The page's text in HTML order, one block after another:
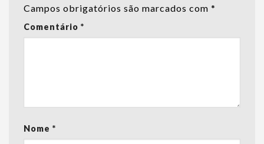
Campos obrigatórios são marcados com *
Comentário *
Nome *